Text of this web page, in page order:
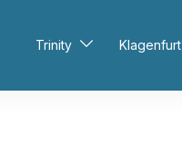
Trinity Klagenfurt